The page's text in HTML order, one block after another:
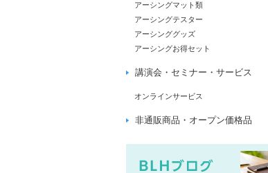
アーシングマット類
アーシングテスター
アーシンググッズ
アーシングお得セット
講演会・セミナー・サービス
オンラインサービス
非通販商品・オープン価格品